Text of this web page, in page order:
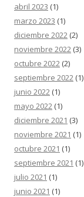
abril 2023 (1)
marzo 2023 (1)
diciembre 2022 (2)
noviembre 2022 (3)
octubre 2022 (2)
septiembre 2022 (1)
junio 2022 (1)
mayo 2022 (1)
diciembre 2021 (3)
noviembre 2021 (1)
octubre 2021 (1)
septiembre 2021 (1)
julio 2021 (1)
junio 2021 (1)